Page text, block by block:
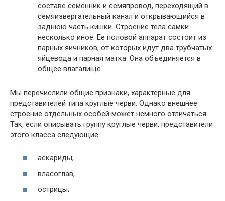
составе семенник и семяпровод, переходящий в
семяизвергательный канал и открывающийся в
заднюю часть кишки. Строение тела самки
несколько иное. Ее половой аппарат состоит из
парных яичников, от которых идут два трубчатых
яйцевода и парная матка. Она объединяется в
общее влагалище.
Мы перечислили общие признаки, характерные для
представителей типа круглые черви. Однако внешнее
строение отдельных особей может немного отличаться.
Так, если описывать группу круглые черви, представители
этого класса следующие:
аскариды;
власоглав;
острицы;